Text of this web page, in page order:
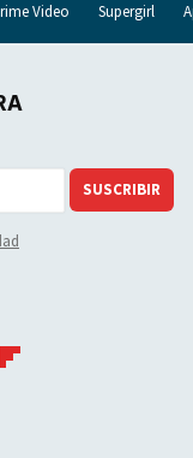
Video Supergirl
SUSCRIBIR